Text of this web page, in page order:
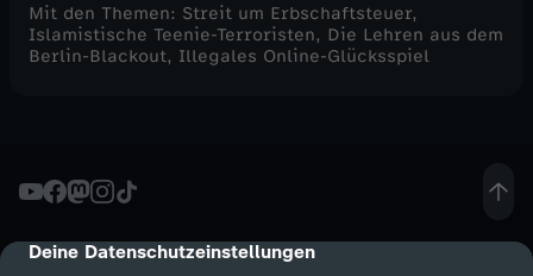
cmp-dialog-description
Deine Datenschutzeinstellungen
Mit den Themen: Streit um Erbschaftsteuer,
Islamistische Teenie-Terroristen, Die Lehren aus dem
Berlin-Blackout, Illegales Online-Glücksspiel